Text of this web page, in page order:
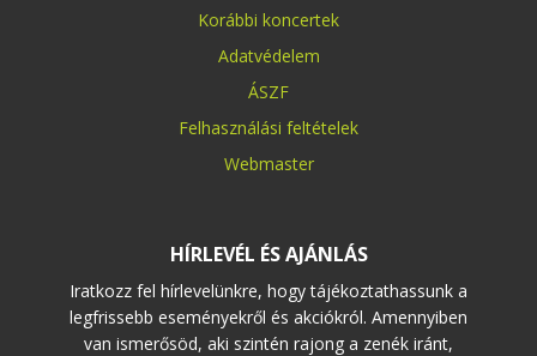
Korábbi koncertek
Adatvédelem
ÁSZF
Felhasználási feltételek
Webmaster
HÍRLEVÉL ÉS AJÁNLÁS
Iratkozz fel hírlevelünkre, hogy tájékoztathassunk a
legfrissebb eseményekről és akciókról. Amennyiben
van ismerősöd, aki szintén rajong a zenék iránt,